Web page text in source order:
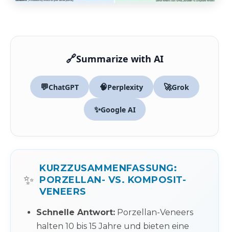
🔗Summarize with AI
💬ChatGPT 🧠Perplexity 🚀Grok
✨Google AI
✨
KURZZUSAMMENFASSUNG:
PORZELLAN- VS. KOMPOSIT-
VENEERS
Schnelle Antwort: Porzellan-Veneers
halten 10 bis 15 Jahre und bieten eine